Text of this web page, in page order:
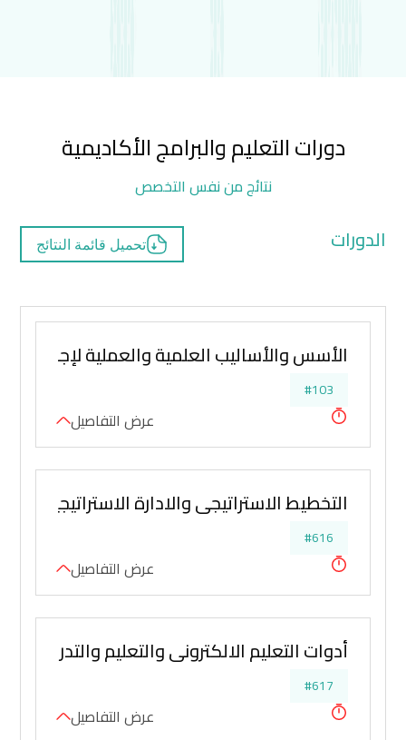
دورات التعليم والبرامج الأكاديمية
نتائج من نفس التخصص
الدورات تحميل قائمة النتائج
الأسس والأساليب العلمية والعملية لإجراء
#103
عرض التفاصيل
التخطيط الاستراتيجي والادارة الاستراتيجية
#616
عرض التفاصيل
أدوات التعليم الالكتروني والتعليم
#617
عرض التفاصيل